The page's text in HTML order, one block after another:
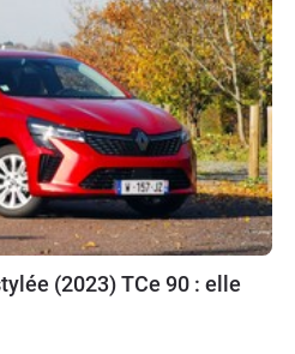
(2023) TCe 90 : elle